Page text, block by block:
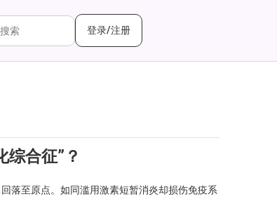
登录/注册
综合征”？
落至原点。如同滥用激素短暂消炎却损伤免疫系